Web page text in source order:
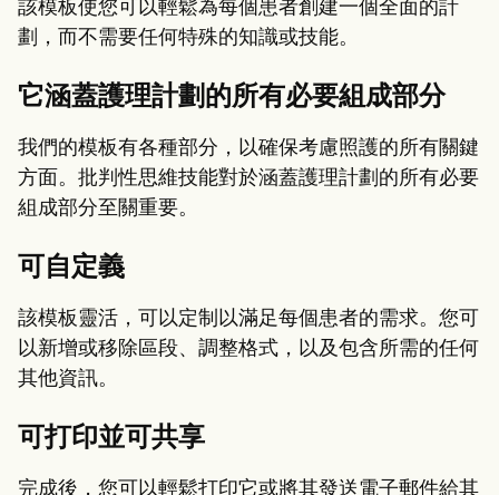
該模板使您可以輕鬆為每個患者創建一個全面的計
劃，而不需要任何特殊的知識或技能。
它涵蓋護理計劃的所有必要組成部分
我們的模板有各種部分，以確保考慮照護的所有關鍵
方面。批判性思維技能對於涵蓋護理計劃的所有必要
組成部分至關重要。
可自定義
該模板靈活，可以定制以滿足每個患者的需求。您可
以新增或移除區段、調整格式，以及包含所需的任何
其他資訊。
可打印並可共享
完成後，您可以輕鬆打印它或將其發送電子郵件給其